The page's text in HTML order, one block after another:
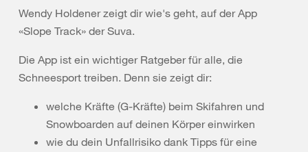
Wendy Holdener zeigt dir wie's geht, auf der App
«Slope Track» der Suva.
Die App ist ein wichtiger Ratgeber für alle, die
Schneesport treiben. Denn sie zeigt dir:
welche Kräfte (G-Kräfte) beim Skifahren und
Snowboarden auf deinen Körper einwirken
wie du dein Unfallrisiko dank Tipps für eine